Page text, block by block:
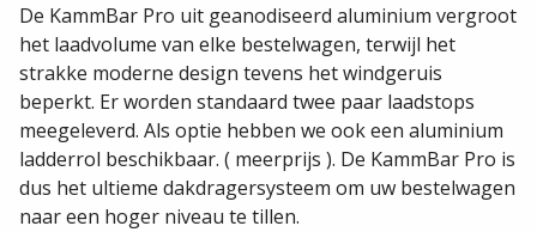
De KammBar Pro uit geanodiseerd aluminium vergroot
het laadvolume van elke bestelwagen, terwijl het
strakke moderne design tevens het windgeruis
beperkt. Er worden standaard twee paar laadstops
meegeleverd. Als optie hebben we ook een aluminium
ladderrol beschikbaar. ( meerprijs ). De KammBar Pro is
dus het ultieme dakdragersysteem om uw bestelwagen
naar een hoger niveau te tillen.